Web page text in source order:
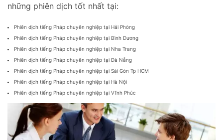
những phiên dịch tốt nhất tại:
Phiên dịch tiếng Pháp chuyên nghiệp tại Hải Phòng
Phiên dịch tiếng Pháp chuyên nghiệp tại Bình Dương
Phiên dịch tiếng Pháp chuyên nghiệp tại Nha Trang
Phiên dịch tiếng Pháp chuyên nghiệp tại Đà Nẵng
Phiên dịch tiếng Pháp chuyên nghiệp tại Sài Gòn Tp HCM
Phiên dịch tiếng Pháp chuyên nghiệp tại Hà Nội
Phiên dịch tiếng Pháp chuyên nghiệp tại Vĩnh Phúc